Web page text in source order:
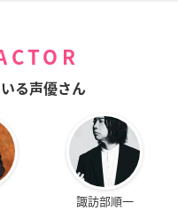
る声優さん
諏訪部順一